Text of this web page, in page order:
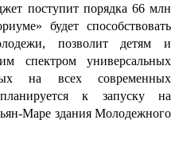
поступит порядка 66 млн
будет способствовать
позволит детям и
спектром универсальных
на всех современных
к запуску на
Маре здания Молодежного